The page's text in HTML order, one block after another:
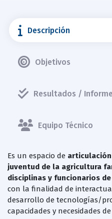
Descripción
Objetivos
Resultados /
Equipo Técnico
Es un espacio de
juventud de la agricultura
disciplinas y funcionarios
con la finalidad de
desarrollo de tecnologías/
capacidades y necesidades